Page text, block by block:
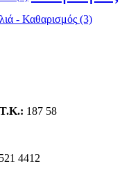
- Καθαρισμός (3)
Τ.Κ.: 187 58
4412